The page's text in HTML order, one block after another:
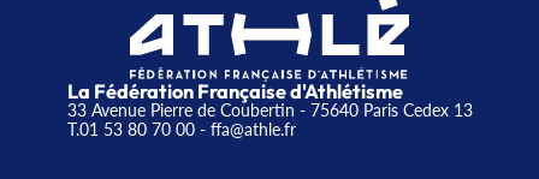
La Fédération Française d'Athlétisme
33 Avenue Pierre de Coubertin - 75640 Paris Cedex 13
T.01 53 80 70 00- ffa@athle.fr